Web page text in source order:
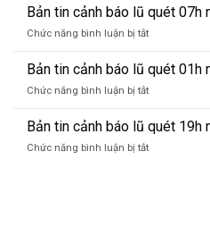
sông
tin
dự
báo
sông
Bản tin cảnh báo lũ quét
Chức năng bình luận bị tắtở
tin
cảnh
báo
quét
07h
Bản tin cảnh báo lũ quét
Chức năng bình luận bị tắtở
tin
cảnh
báo
Bản tin cảnh báo lũ quét
Chức năng bình luận bị tắtở